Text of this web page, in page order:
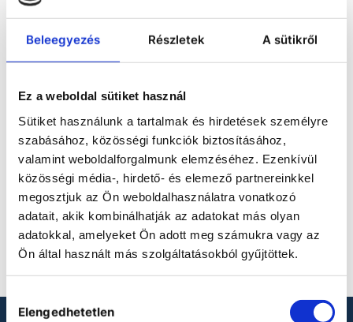
Beleegyezés Részletek A sütikről
Ez a weboldal sütiket használ
Sütiket használunk a tartalmak és hirdetések személyre
szabásához, közösségi funkciók biztosításához,
valamint weboldalforgalmunk elemzéséhez. Ezenkívül
közösségi média-, hirdető- és elemező partnereinkkel
megosztjuk az Ön weboldalhasználatra vonatkozó
adatait, akik kombinálhatják az adatokat más olyan
adatokkal, amelyeket Ön adott meg számukra vagy az
Ön által használt más szolgáltatásokból gyűjtöttek.
Hozzájárulás
kiválasztása
Elengedhetetlen
ACCESSORIES FOR
LKV & LKUV
LABORATORY
REFRIGERATORS
No product defined.